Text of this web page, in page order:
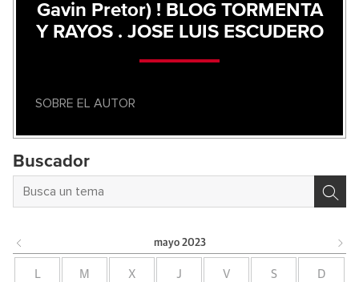
Gavin Pretor) ! BLOG TORMENTA
Y RAYOS . JOSE LUIS ESCUDERO
SOBRE EL AUTOR
Buscador
mayo 2023
L M X J V S D